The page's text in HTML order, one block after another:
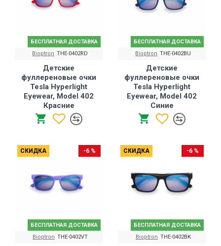
БЕСПЛАТНАЯ ДОСТАВКА
Bioptron THE-0402RD
Детские
фуллереновые очки
Tesla Hyperlight
Eyewear, Model 402
Красние
БЕСПЛАТНАЯ ДОСТАВКА
Bioptron THE-0402BU
Детские
фуллереновые очки
Tesla Hyperlight
Eyewear, Model 402
Синие
СКИДКА
БЕСПЛАТНАЯ ДОСТАВКА
-6 %
Bioptron THE-0402VT
СКИДКА
БЕСПЛАТНАЯ ДОСТАВКА
-6 %
Bioptron THE-0402BK